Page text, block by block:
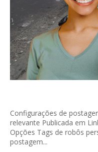
Configurações de
relevante Publicada em
Opções Tags de robôs
postagem...